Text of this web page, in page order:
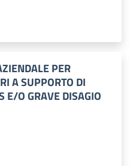
PER
A SUPPORTO DI
E/O GRAVE DISAGIO